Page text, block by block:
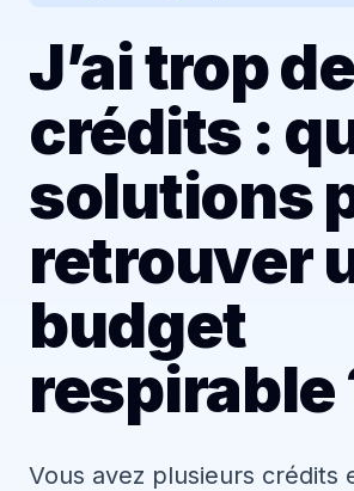
J’ai trop de
crédits :
solutions
retrouver
budget
respirable
Vous avez plusieurs crédits